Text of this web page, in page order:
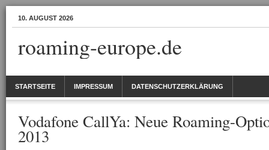
10. AUGUST 2026
roaming-europe.de
STARTSEITE IMPRESSUM DATENSCHUTZERKLÄRUNG
Vodafone CallYa: Neue Roaming-
2013